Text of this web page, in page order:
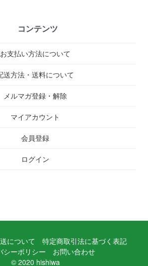
コンテンツ
お支払い方法について
送方法・送料について
メルマガ登録・解除
マイアカウント
会員登録
ログイン
について
特定商取引法に基づく表記
シーポリシー
お問い合わせ
© 2020 hishiwa